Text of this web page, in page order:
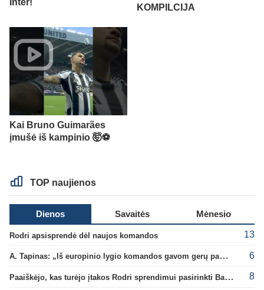
KOMPILCIJA
Kai Bruno Guimarães
įmušė iš kampinio 🤯⚽️
TOP naujienos
Dienos Savaitės Mėnesio
Rodri apsisprendė dėl naujos komandos 13
A. Tapinas: „Iš europinio lygio komandos gavom gerų pamokų“ 6
Paaiškėjo, kas turėjo įtakos Rodri sprendimui pasirinkti Barselonos pusę 8